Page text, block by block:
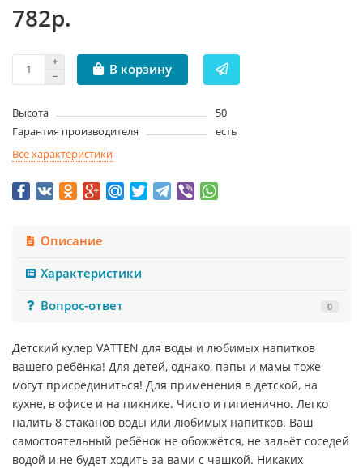
782р.
В корзину
Высота
50
Гарантия производителя
есть
Все характеристики
Описание
Характеристики
Вопрос-ответ
0
Детский кулер VATTEN для воды и любимых напитков
вашего ребёнка! Для детей, однако, папы и мамы тоже
могут присоединиться! Для применения в детской, на
кухне, в офисе и на пикнике. Чисто и гигиенично. Легко
налить 8 стаканов воды или любимых напитков. Ваш
самостоятельный ребёнок не обожжётся, не зальёт соседей
водой и не будет ходить за вами с чашкой. Никаких